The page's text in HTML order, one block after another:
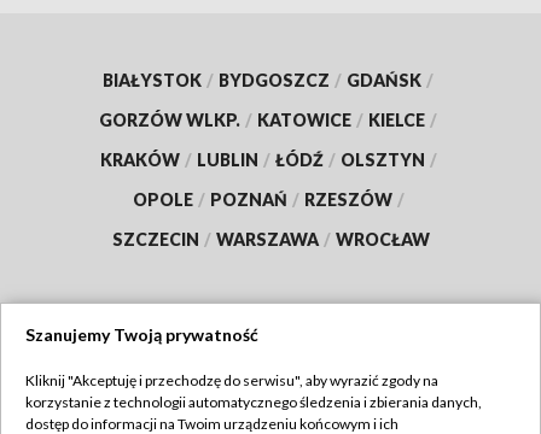
BIAŁYSTOK / BYDGOSZCZ / GDAŃSK /
GORZÓW WLKP. / KATOWICE / KIELCE /
KRAKÓW / LUBLIN / ŁÓDŹ / OLSZTYN /
OPOLE / POZNAŃ / RZESZÓW /
SZCZECIN / WARSZAWA / WROCŁAW
TVP
Szanujemy Twoją prywatność
Kliknij "Akceptuję i przechodzę do serwisu", aby wyrazić zgody na
korzystanie z technologii automatycznego śledzenia i zbierania danych,
dostęp do informacji na Twoim urządzeniu końcowym i ich